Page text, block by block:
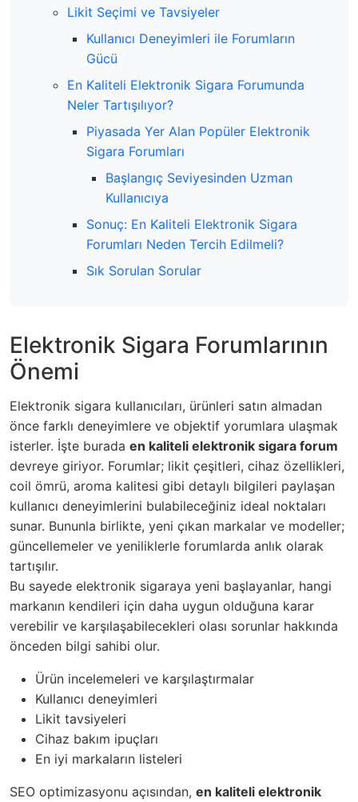
Likit Seçimi ve Tavsiyeler
Kullanıcı Deneyimleri ile Forumların
Gücü
En Kaliteli Elektronik Sigara Forumunda
Neler Tartışılıyor?
Piyasada Yer Alan Popüler Elektronik
Sigara Forumları
Başlangıç Seviyesinden Uzman
Kullanıcıya
Sonuç: En Kaliteli Elektronik Sigara
Forumları Neden Tercih Edilmeli?
Sık Sorulan Sorular
Elektronik Sigara Forumlarının
Önemi
Elektronik sigara kullanıcıları, ürünleri satın almadan
önce farklı deneyimlere ve objektif yorumlara ulaşmak
isterler. İşte burada en kaliteli elektronik sigara forum
devreye giriyor. Forumlar; likit çeşitleri, cihaz özellikleri,
coil ömrü, aroma kalitesi gibi detaylı bilgileri paylaşan
kullanıcı deneyimlerini bulabileceğiniz ideal noktaları
sunar. Bununla birlikte, yeni çıkan markalar ve modeller;
güncellemeler ve yeniliklerle forumlarda anlık olarak
tartışılır.
Bu sayede elektronik sigaraya yeni başlayanlar, hangi
markanın kendileri için daha uygun olduğuna karar
verebilir ve karşılaşabilecekleri olası sorunlar hakkında
önceden bilgi sahibi olur.
Ürün incelemeleri ve karşılaştırmalar
Kullanıcı deneyimleri
Likit tavsiyeleri
Cihaz bakım ipuçları
En iyi markaların listeleri
SEO optimizasyonu açısından, en kaliteli elektronik